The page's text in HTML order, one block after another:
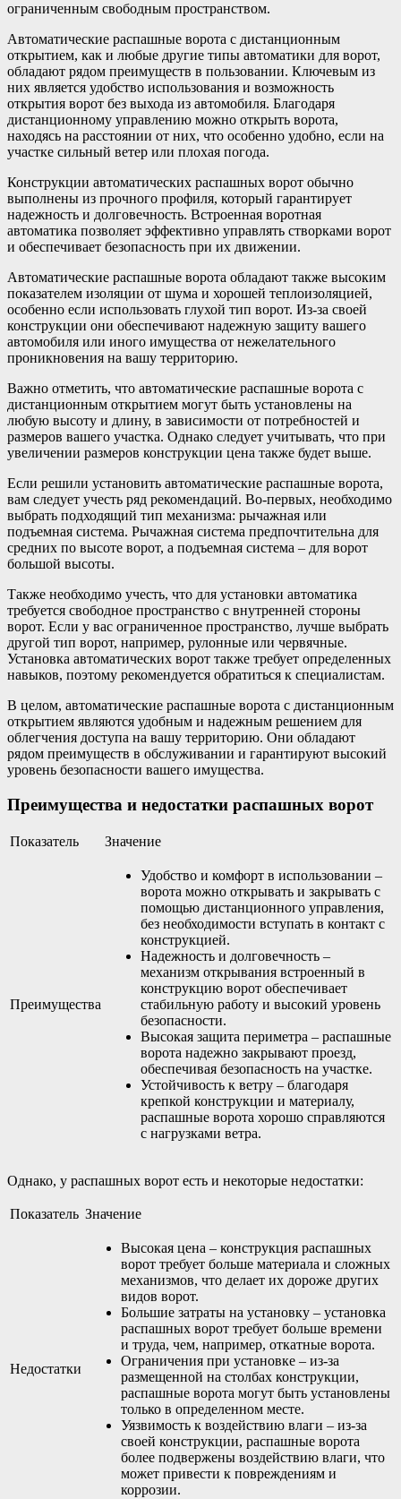
ограниченным свободным пространством.
Автоматические распашные ворота с дистанционным
открытием, как и любые другие типы автоматики для ворот,
обладают рядом преимуществ в пользовании. Ключевым из
них является удобство использования и возможность
открытия ворот без выхода из автомобиля. Благодаря
дистанционному управлению можно открыть ворота,
находясь на расстоянии от них, что особенно удобно, если на
участке сильный ветер или плохая погода.
Конструкции автоматических распашных ворот обычно
выполнены из прочного профиля, который гарантирует
надежность и долговечность. Встроенная воротная
автоматика позволяет эффективно управлять створками ворот
и обеспечивает безопасность при их движении.
Автоматические распашные ворота обладают также высоким
показателем изоляции от шума и хорошей теплоизоляцией,
особенно если использовать глухой тип ворот. Из-за своей
конструкции они обеспечивают надежную защиту вашего
автомобиля или иного имущества от нежелательного
проникновения на вашу территорию.
Важно отметить, что автоматические распашные ворота с
дистанционным открытием могут быть установлены на
любую высоту и длину, в зависимости от потребностей и
размеров вашего участка. Однако следует учитывать, что при
увеличении размеров конструкции цена также будет выше.
Если решили установить автоматические распашные ворота,
вам следует учесть ряд рекомендаций. Во-первых, необходимо
выбрать подходящий тип механизма: рычажная или
подъемная система. Рычажная система предпочтительна для
средних по высоте ворот, а подъемная система – для ворот
большой высоты.
Также необходимо учесть, что для установки автоматика
требуется свободное пространство с внутренней стороны
ворот. Если у вас ограниченное пространство, лучше выбрать
другой тип ворот, например, рулонные или червячные.
Установка автоматических ворот также требует определенных
навыков, поэтому рекомендуется обратиться к специалистам.
В целом, автоматические распашные ворота с дистанционным
открытием являются удобным и надежным решением для
облегчения доступа на вашу территорию. Они обладают
рядом преимуществ в обслуживании и гарантируют высокий
уровень безопасности вашего имущества.
Преимущества и недостатки распашных ворот
Показатель Значение
Преимущества
Удобство и комфорт в использовании –
ворота можно открывать и закрывать с
помощью дистанционного управления,
без необходимости вступать в контакт с
конструкцией.
Надежность и долговечность –
механизм открывания встроенный в
конструкцию ворот обеспечивает
стабильную работу и высокий уровень
безопасности.
Высокая защита периметра – распашные
ворота надежно закрывают проезд,
обеспечивая безопасность на участке.
Устойчивость к ветру – благодаря
крепкой конструкции и материалу,
распашные ворота хорошо справляются
с нагрузками ветра.
Однако, у распашных ворот есть и некоторые недостатки:
Показатель Значение
Недостатки
Высокая цена – конструкция распашных
ворот требует больше материала и сложных
механизмов, что делает их дороже других
видов ворот.
Большие затраты на установку – установка
распашных ворот требует больше времени
и труда, чем, например, откатные ворота.
Ограничения при установке – из-за
размещенной на столбах конструкции,
распашные ворота могут быть установлены
только в определенном месте.
Уязвимость к воздействию влаги – из-за
своей конструкции, распашные ворота
более подвержены воздействию влаги, что
может привести к повреждениям и
коррозии.